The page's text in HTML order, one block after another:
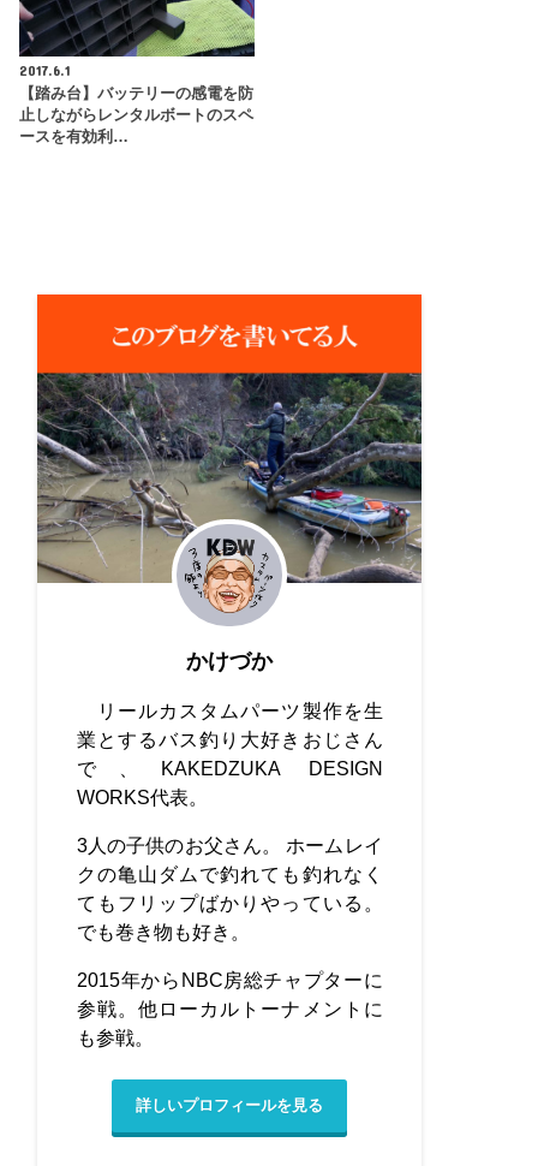
2017.6.1
【踏み台】バッテリーの感電を防
止しながらレンタルボートのスペ
ースを有効利…
かけづか
リールカスタムパーツ製作を生
業とするバス釣り大好きおじさん
で、KAKEDZUKA DESIGN
WORKS代表。
3人の子供のお父さん。 ホームレイ
クの亀山ダムで釣れても釣れなく
てもフリップばかりやっている。
でも巻き物も好き。
2015年からNBC房総チャプターに
参戦。他ローカルトーナメントに
も参戦。
詳しいプロフィールを見る